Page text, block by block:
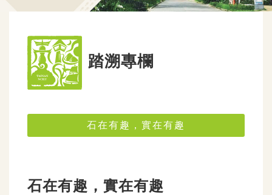
踏溯專欄
石在有趣，實在有趣
石在有趣，實在有趣